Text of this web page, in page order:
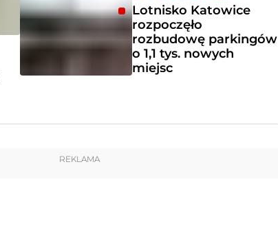
Lotnisko Katowice
rozpoczęło
rozbudowę parkingów
o 1,1 tys. nowych
miejsc
REKLAMA